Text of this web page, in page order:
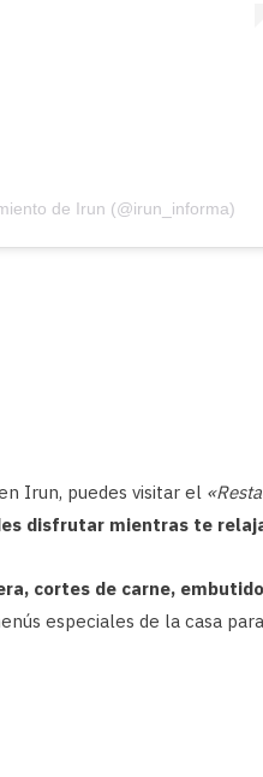
de Irun (@irun_informa)
Irun, puedes visitar el
disfrutar mientras te
cortes de carne,
especiales de la casa